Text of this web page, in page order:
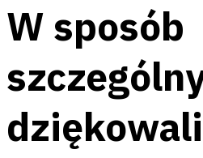
W sposób